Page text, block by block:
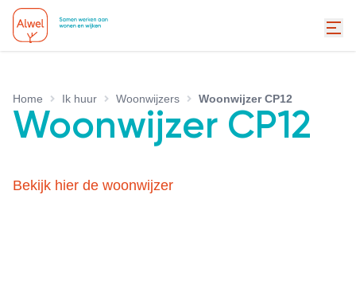
Home Ik huur Woonwijzers Woonwijzer CP12
Woonwijzer CP12
Bekijk hier de woonwijzer